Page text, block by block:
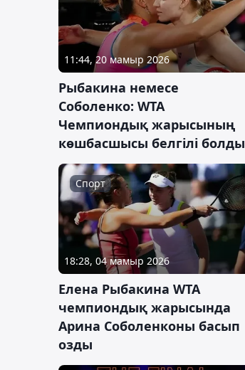
11:44, 20 мамыр 2026
Рыбакина немесе
Соболенко: WTA
Чемпиондық жарысының
көшбасшысы белгілі болды
Спорт
18:28, 04 мамыр 2026
Елена Рыбакина WTA
чемпиондық жарысында
Арина Соболенконы басып
озды